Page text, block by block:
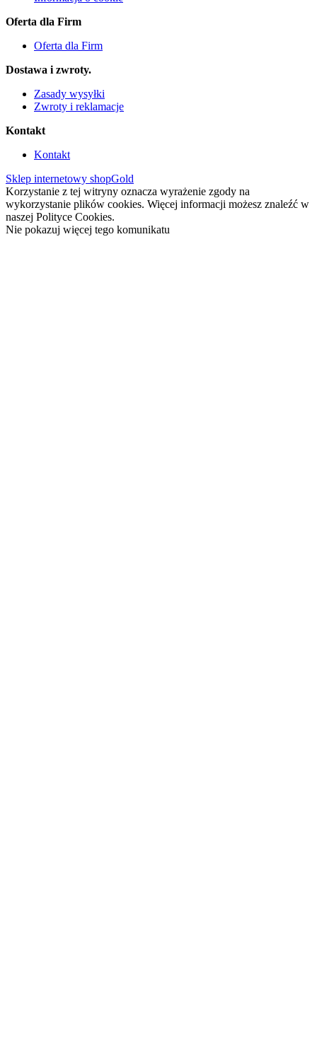
Oferta dla Firm
Oferta dla Firm
Dostawa i zwroty.
Zasady wysyłki
Zwroty i reklamacje
Kontakt
Kontakt
Sklep internetowy shopGold
Korzystanie z tej witryny oznacza wyrażenie zgody na
wykorzystanie plików cookies. Więcej informacji możesz znaleźć w
naszej Polityce Cookies.
Nie pokazuj więcej tego komunikatu